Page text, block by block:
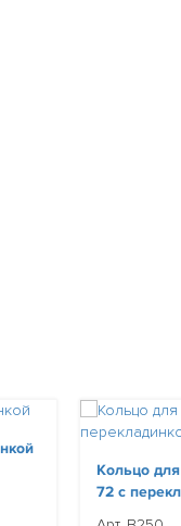
Кольцо
72 c